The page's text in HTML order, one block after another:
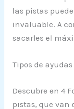
las pistas
invaluable. A
sacarles el
Tipos de
Descubre en 4
pistas, que van